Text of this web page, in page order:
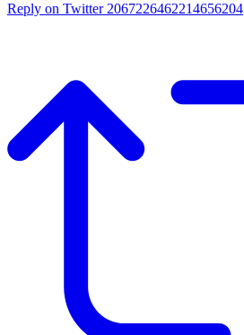
Reply on Twitter 2067226462214656204